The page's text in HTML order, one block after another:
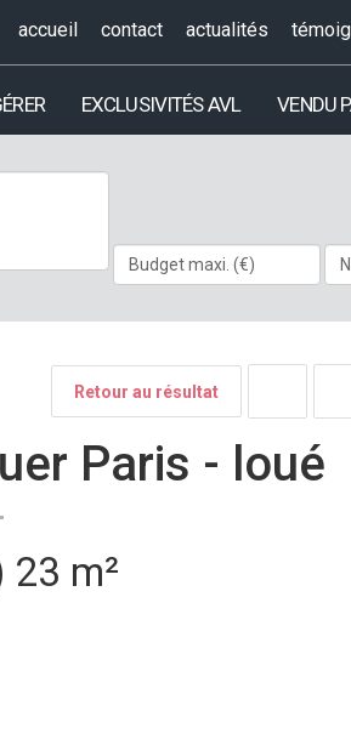
accueil contact actualités
EXCLUSIVITÉS AVL VENDU
Paris - loué
23 m²